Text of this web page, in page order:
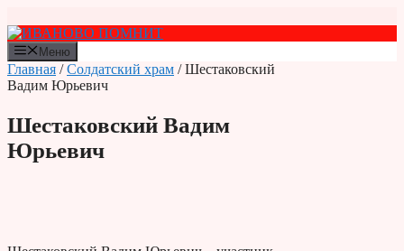
к
содержимому
Меню
Главная /Солдатский храм / Шестаковский
Вадим Юрьевич
Шестаковский Вадим
Юрьевич